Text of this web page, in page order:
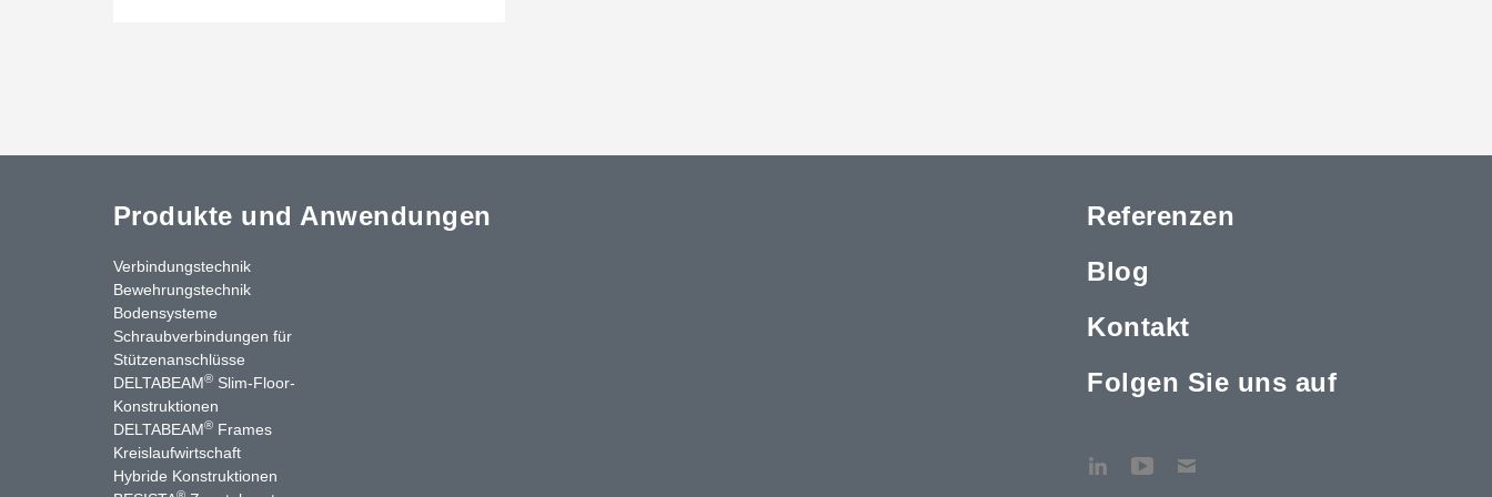
Produkte und Anwendungen
Verbindungstechnik
Bewehrungstechnik
Bodensysteme
Schraubverbindungen für
Stützenanschlüsse
DELTABEAM® Slim-Floor-
Konstruktionen
DELTABEAM® Frames
Kreislaufwirtschaft
Hybride Konstruktionen
®
Referenzen
Blog
Kontakt
Folgen Sie uns auf
Kontakt